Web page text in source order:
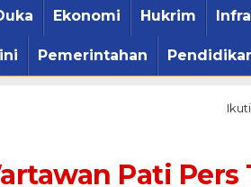
Ekonomi Hukrim
Pemerintahan
Pati Pers